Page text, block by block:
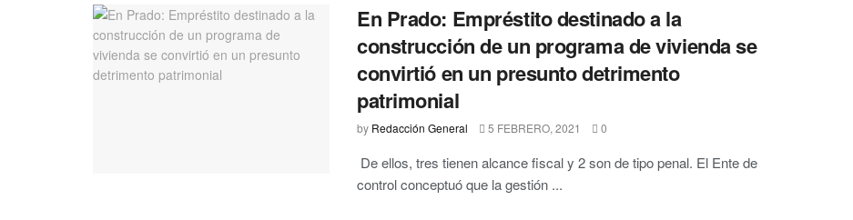
En Prado: Empréstito destinado a la
construcción de un programa de vivienda se
convirtió en un presunto detrimento
patrimonial
by Redacción General 5 FEBRERO, 2021 0
De ellos, tres tienen alcance fiscal y 2 son de tipo penal. El Ente de
control conceptuó que la gestión ...